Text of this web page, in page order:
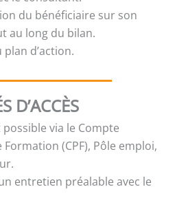
du bénéficiaire sur son
au long du bilan.
d’action.
D’ACCÈS
via le Compte
(CPF), Pôle emploi,
entretien préalable avec le